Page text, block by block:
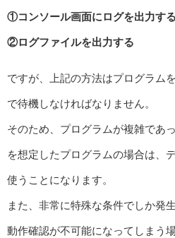
①コンソール画面にログを出力する
②ログファイルを出力する
ですが、上記の方法はプログラム
で待機しなければなりません。
そのため、プログラムが複雑であ
を想定したプログラムの場合は、
使うことになります。
また、非常に特殊な条件でしか発
動作確認が不可能になってしまう